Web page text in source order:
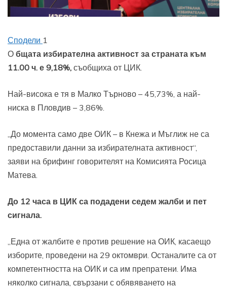
Сподели 1
О бщата избирателна активност за страната към
11.00 ч. е 9,18%, съобщиха от ЦИК.
Най-висока е тя в Малко Търново – 45,73%, а най-
ниска в Пловдив – 3,86%.
„До момента само две ОИК – в Кнежа и Мъглиж не са
предоставили данни за избирателната активност“,
заяви на брифинг говорителят на Комисията Росица
Матева.
До 12 часа в ЦИК са подадени седем жалби и пет
сигнала.
„Една от жалбите е против решение на ОИК, касаещо
изборите, проведени на 29 октомври. Останалите са от
компетентността на ОИК и са им препратени. Има
няколко сигнала, свързани с обявяването на